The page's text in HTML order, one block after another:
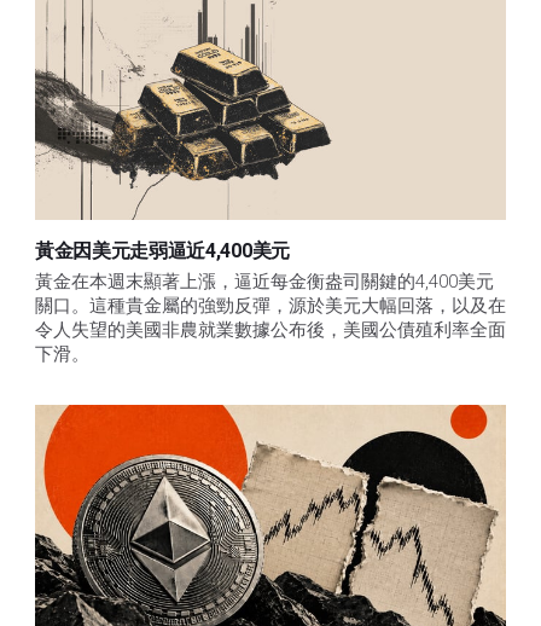
黃金因美元走弱逼近4,400美元
黃金在本週末顯著上漲，逼近每金衡盎司關鍵的4,400美元
關口。這種貴金屬的強勁反彈，源於美元大幅回落，以及在
令人失望的美國非農就業數據公布後，美國公債殖利率全面
下滑。